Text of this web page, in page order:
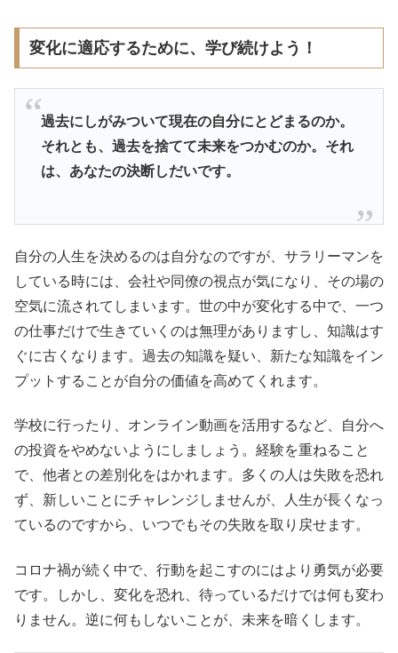
変化に適応するために、学び続けよう！
過去にしがみついて現在の自分にとどまるのか。
それとも、過去を捨てて未来をつかむのか。それ
は、あなたの決断しだいです。
自分の人生を決めるのは自分なのですが、サラリーマンを
している時には、会社や同僚の視点が気になり、その場の
空気に流されてしまいます。世の中が変化する中で、一つ
の仕事だけで生きていくのは無理がありますし、知識はす
ぐに古くなります。過去の知識を疑い、新たな知識をイン
プットすることが自分の価値を高めてくれます。
学校に行ったり、オンライン動画を活用するなど、自分へ
の投資をやめないようにしましょう。経験を重ねること
で、他者との差別化をはかれます。多くの人は失敗を恐れ
ず、新しいことにチャレンジしませんが、人生が長くなっ
ているのですから、いつでもその失敗を取り戻せます。
コロナ禍が続く中で、行動を起こすのにはより勇気が必要
です。しかし、変化を恐れ、待っているだけでは何も変わ
りません。逆に何もしないことが、未来を暗くします。